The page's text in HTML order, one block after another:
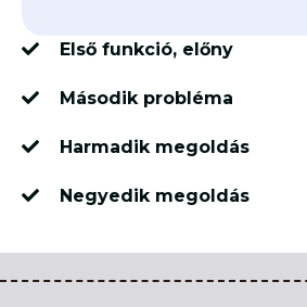
Első funkció, előny
Második probléma
Harmadik megoldás
Negyedik megoldás